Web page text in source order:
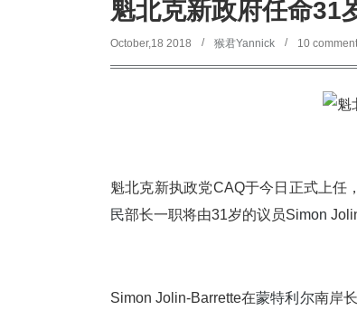
魁北克新政府任命31
October,18 2018 猴君Yannick 10 comment
魁北克新执政党CAQ于今日正式上任
民部长一职将由31岁的议员Simon
Simon Jolin-Barrette在蒙特利尔南岸